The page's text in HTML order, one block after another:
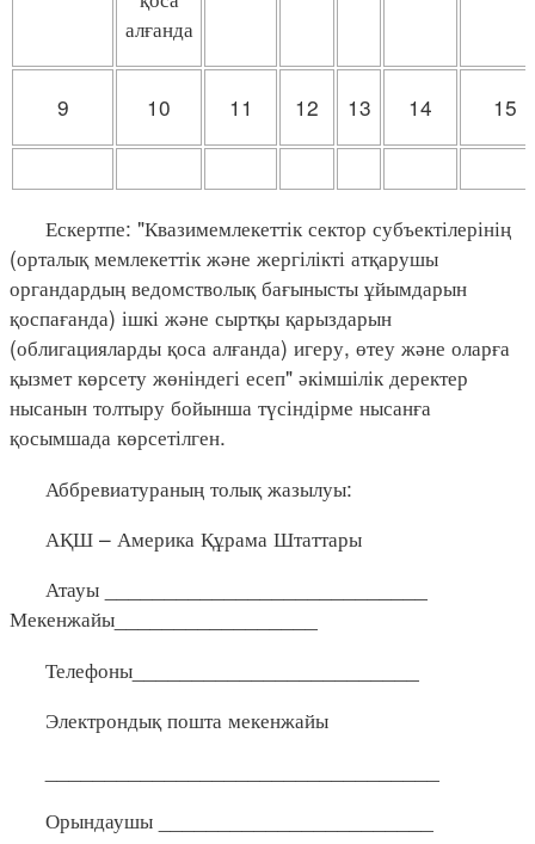
алғанда
9 10 11 12 13 14 15
Ескертпе: "Квазимемлекеттік сектор субъектілерінің
(орталық мемлекеттік және жергілікті атқарушы
органдардың ведомстволық бағынысты ұйымдарын
қоспағанда) ішкі және сыртқы қарыздарын
(облигацияларды қоса алғанда) игеру, өтеу және оларға
қызмет көрсету жөніндегі есеп" әкімшілік деректер
нысанын толтыру бойынша түсіндірме нысанға
қосымшада көрсетілген.
Аббревиатураның толық жазылуы:
АҚШ – Америка Құрама Штаттары
Атауы ___________________________
Мекенжайы_________________
Телефоны________________________
Электрондық пошта мекенжайы
Орындаушы _______________________